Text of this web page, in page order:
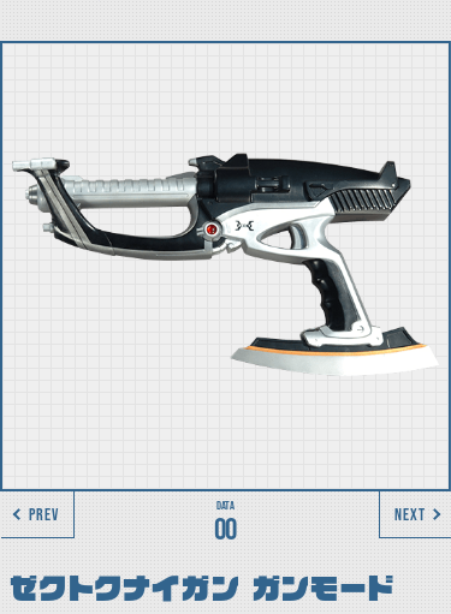
00
PREV NEXT
ゼクトクナイガン ガンモード